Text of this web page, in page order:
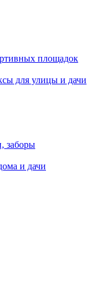
площадок
для улицы и дачи
заборы
и дачи